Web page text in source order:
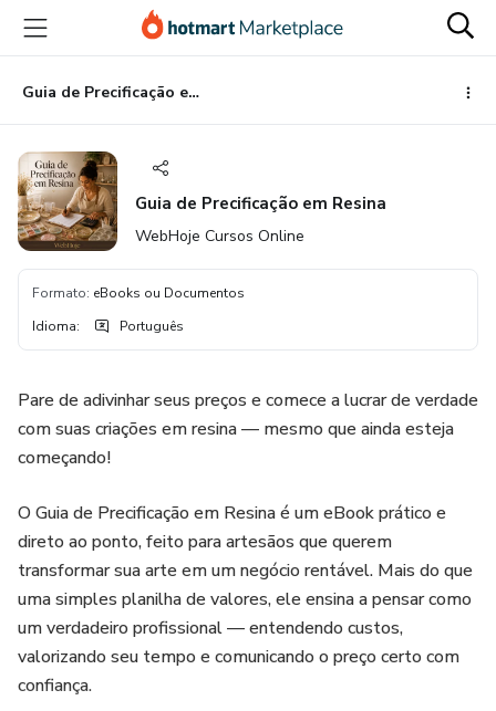
para
conteúdo
principal
para
pagamento
para
rodapé
Guia de Precificação em Resina
Guia de Precificação em Resina
WebHoje Cursos Online
Formato: eBooks ou Documentos
Idioma: Português
Pare de adivinhar seus preços e comece a lucrar de verdade
com suas criações em resina — mesmo que ainda esteja
começando!
O Guia de Precificação em Resina é um eBook prático e
direto ao ponto, feito para artesãos que querem
transformar sua arte em um negócio rentável. Mais do que
uma simples planilha de valores, ele ensina a pensar como
um verdadeiro profissional — entendendo custos,
valorizando seu tempo e comunicando o preço certo com
confiança.